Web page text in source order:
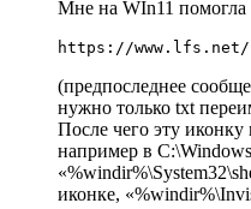
Мне на WIn11 помогла
https://www.lfs.net/
(предпоследнее
нужно только txt
После чего эту
например в
иконке,